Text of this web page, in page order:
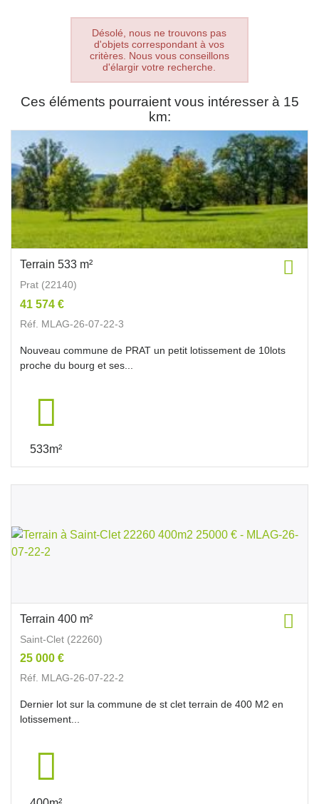
Désolé, nous ne trouvons pas
d'objets correspondant à vos
critères. Nous vous conseillons
d'élargir votre recherche.
Ces éléments pourraient vous intéresser à 15
km:
Terrain 533 m²
Prat (22140)
41 574 €
Réf. MLAG-26-07-22-3
Nouveau commune de PRAT un petit lotissement de 10lots
proche du bourg et ses...
533m²
Terrain 400 m²
Saint-Clet (22260)
25 000 €
Réf. MLAG-26-07-22-2
Dernier lot sur la commune de st clet terrain de 400 M2 en
lotissement...